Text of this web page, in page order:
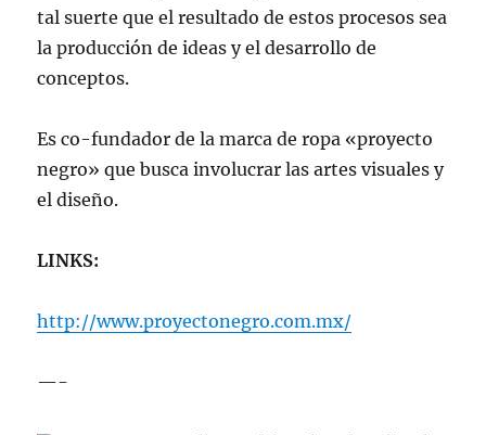
tal suerte que el resultado de estos procesos sea
la producción de ideas y el desarrollo de
conceptos.
Es co-fundador de la marca de ropa «proyecto
negro» que busca involucrar las artes visuales y
el diseño.
LINKS:
http://www.proyectonegro.com.mx/
—-